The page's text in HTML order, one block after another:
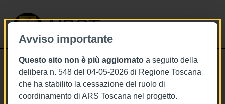
Avviso importante
Questo sito non è più aggiornato a seguito della
delibera n. 548 del 04-05-2026 di Regione Toscana
che ha stabilito la cessazione del ruolo di
coordinamento di ARS Toscana nel progetto.
NBST